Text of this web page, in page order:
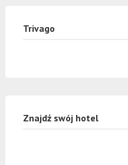
Trivago
Znajdź swój hotel